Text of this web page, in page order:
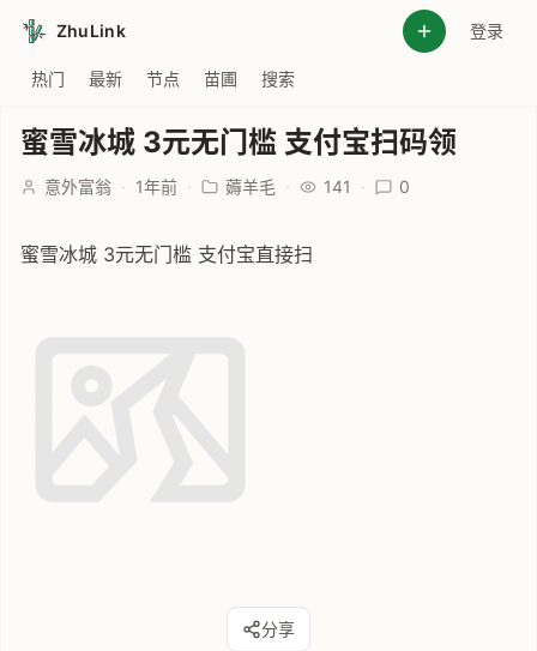
ZhuLink 登录
热门 最新 节点 苗圃 搜索
蜜雪冰城 3元无门槛 支付宝扫码领
意外富翁 · 1年前 · 薅羊毛 · 141 · 0
蜜雪冰城 3元无门槛 支付宝直接扫
分享